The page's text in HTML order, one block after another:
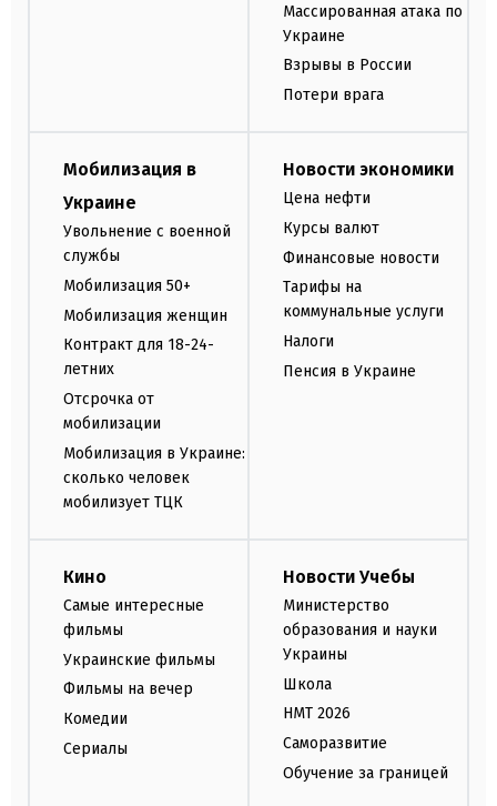
Массированная атака по
Украине
Взрывы в России
Потери врага
Мобилизация в
Украине
Увольнение с военной
службы
Мобилизация 50+
Мобилизация женщин
Контракт для 18-24-
летних
Отсрочка от
мобилизации
Мобилизация в Украине:
сколько человек
мобилизует ТЦК
Новости экономики
Цена нефти
Курсы валют
Финансовые новости
Тарифы на
коммунальные услуги
Налоги
Пенсия в Украине
Кино
Самые интересные
фильмы
Украинские фильмы
Фильмы на вечер
Комедии
Сериалы
Новости Учебы
Министерство
образования и науки
Украины
Школа
НМТ 2026
Саморазвитие
Обучение за границей